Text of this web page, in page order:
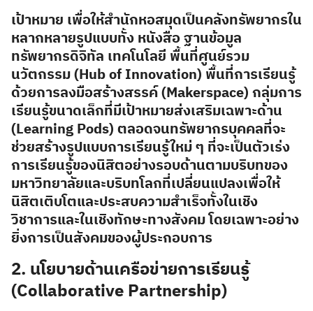
เป้าหมาย เพื่อให้สำนักหอสมุดเป็นคลังทรัพยากรใน
หลากหลายรูปแบบทั้ง หนังสือ ฐานข้อมูล
ทรัพยากรดิจิทัล เทคโนโลยี พื้นที่ศูนย์รวม
นวัตกรรม (Hub of Innovation) พื้นที่การเรียนรู้
ด้วยการลงมือสร้างสรรค์ (Makerspace) กลุ่มการ
เรียนรู้ขนาดเล็กที่มีเป้าหมายส่งเสริมเฉพาะด้าน
(Learning Pods) ตลอดจนทรัพยากรบุคคลที่จะ
ช่วยสร้างรูปแบบการเรียนรู้ใหม่ ๆ ที่จะเป็นตัวเร่ง
การเรียนรู้ของนิสิตอย่างรอบด้านตามบริบทของ
มหาวิทยาลัยและบริบทโลกที่เปลี่ยนแปลงเพื่อให้
นิสิตเติบโตและประสบความสำเร็จทั้งในเชิง
วิชาการและในเชิงทักษะทางสังคม โดยเฉพาะอย่าง
ยิ่งการเป็นสังคมของผู้ประกอบการ
2. นโยบายด้านเครือข่ายการเรียนรู้
(Collaborative Partnership)